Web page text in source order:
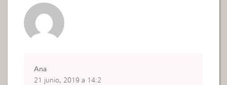
tendrá calamidad!
Ana
21 junio, 2019 a 14:2